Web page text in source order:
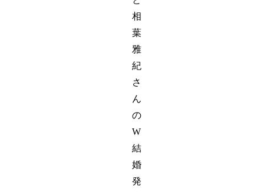
相
葉
雅
紀
さ
ん
の
W
結
婚
発